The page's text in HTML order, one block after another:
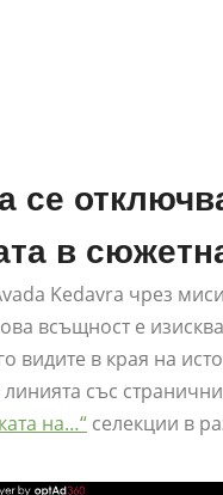
се
в
Kedavra чрез
всъщност е
видите в края на
със
на…“ селекции в